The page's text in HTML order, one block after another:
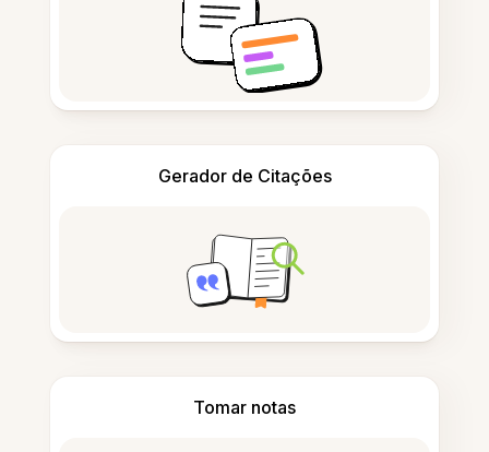
Gerador de Citações
Tomar notas